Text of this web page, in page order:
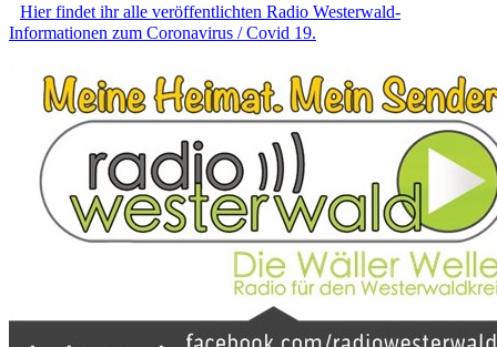
Hier findet ihr alle veröffentlichten Radio Westerwald-
Informationen zum Coronavirus / Covid 19.